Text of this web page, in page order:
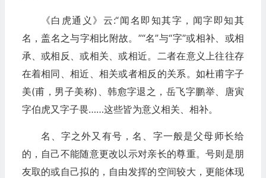
《白虎通义》云:“闻名即知其字，闻字即知其
名，盖名之与字相比附故。”“名”与“字”或相补、或相
承、或相反、或相关、或相近。二者在意义上往往存
在着相同、相近、相关或者相反的关系。如杜甫字子
美(甫，男子美称)、韩愈字退之，岳飞字鹏举、唐寅
字伯虎又字子畏……这些皆为意义相关、相补。
名、字之外又有号，名、字一般是父母师长给
的，自己不能随意更改以示对亲长的尊重。号则是朋
友取的或自己拟的，自由发挥的空间较大，更能体现